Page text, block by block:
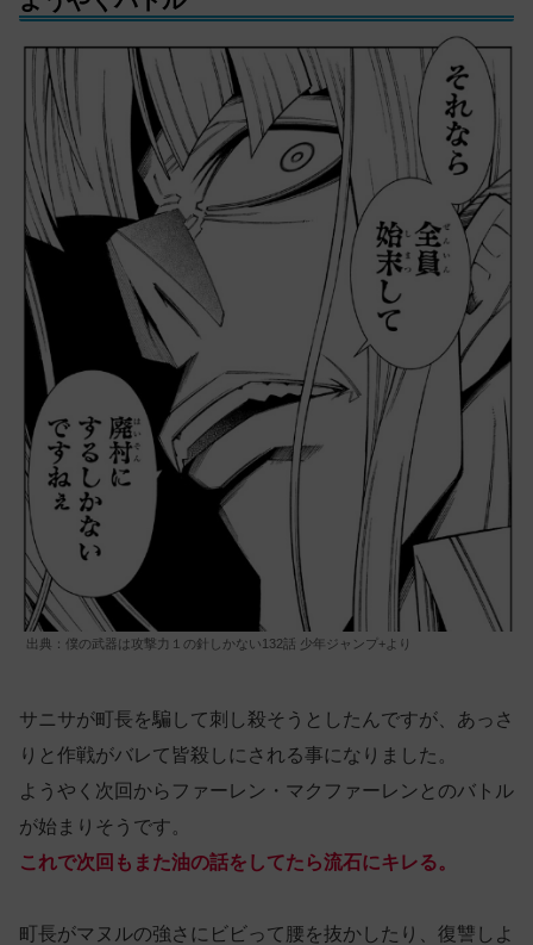
出典：僕の武器は攻撃力１の針しかない132話 少年ジャンプ+より
サニサが町長を騙して刺し殺そうとしたんですが、あっさ
りと作戦がバレて皆殺しにされる事になりました。
ようやく次回からファーレン・マクファーレンとのバトル
が始まりそうです。
これで次回もまた油の話をしてたら流石にキレる。
町長がマヌルの強さにビビって腰を抜かしたり、復讐しよ